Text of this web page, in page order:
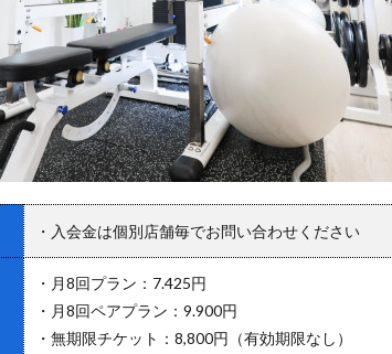
・入会金は個別店舗毎でお問い合わせください
・月8回プラン：7.425円
・月8回ペアプラン：9.900円
・無期限チケット：8,800円（有効期限なし）